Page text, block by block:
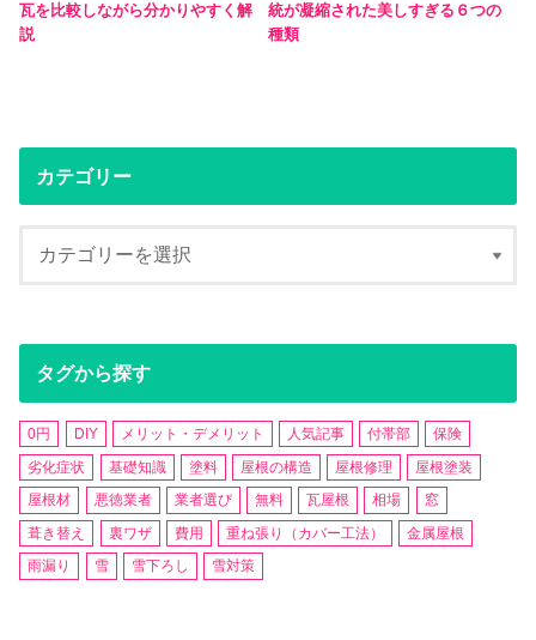
瓦を比較しながら分かりやすく解
説
統が凝縮された美しすぎる６つの
種類
カテゴリー
タグから探す
0円 DIY メリット・デメリット 人気記事 付帯部
保険
劣化症状
基礎知識 塗料 屋根の構造 屋根修理
屋根塗装
屋根材
悪徳業者 業者選び 無料 瓦屋根 相場
窓
葺き替え
裏ワザ 費用 重ね張り（カバー工法）
金属屋根
雨漏り
雪 雪下ろし 雪対策